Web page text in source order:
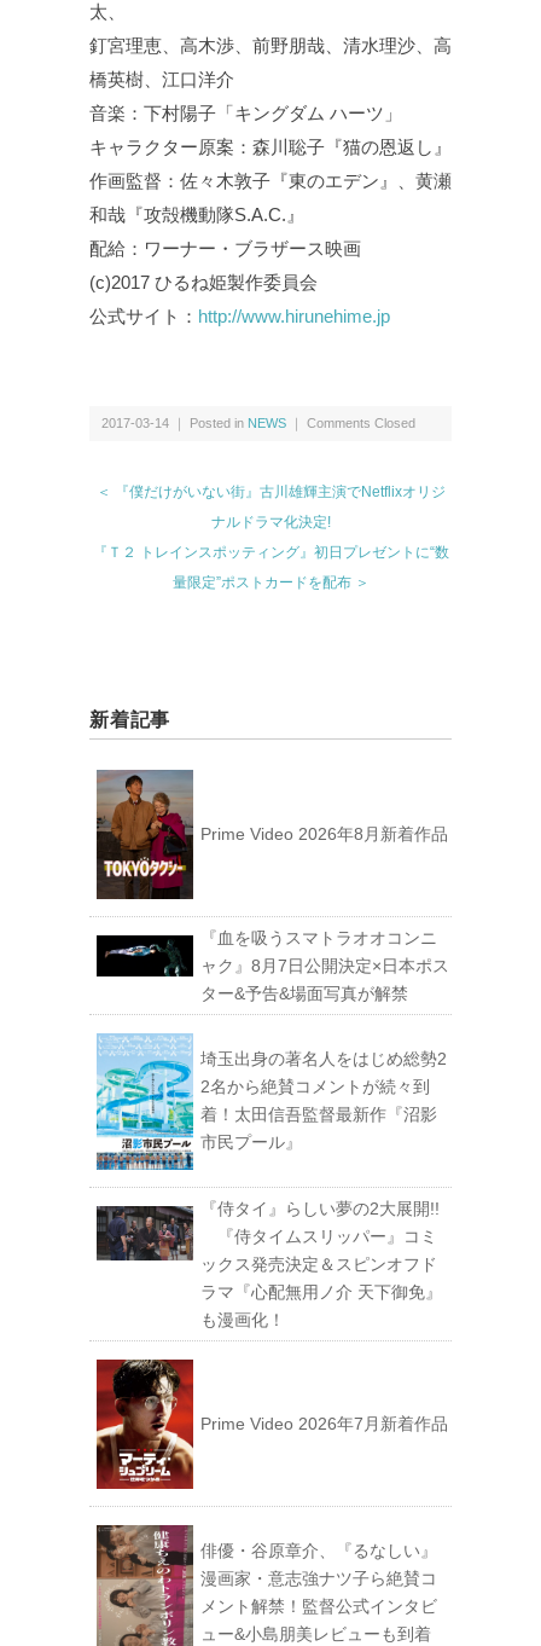
太、
釘宮理恵、高木渉、前野朋哉、清水理沙、高
橋英樹、江口洋介
音楽：下村陽子「キングダム ハーツ」
キャラクター原案：森川聡子『猫の恩返し』
作画監督：佐々木敦子『東のエデン』、黄瀬
和哉『攻殻機動隊S.A.C.』
配給：ワーナー・ブラザース映画
(c)2017 ひるね姫製作委員会
公式サイト： http://www.hirunehime.jp
2017-03-14 ｜ Posted in NEWS ｜ Comments Closed
＜ 『僕だけがいない街』古川雄輝主演でNetflixオリジ
ナルドラマ化決定!
『Ｔ２ トレインスポッティング』初日プレゼントに“数
量限定”ポストカードを配布 ＞
新着記事
Prime Video 2026年8月新着作品
『血を吸うスマトラオオコンニ
ャク』8月7日公開決定×日本ポス
ター&予告&場面写真が解禁
埼玉出身の著名人をはじめ総勢2
2名から絶賛コメントが続々到
着！太田信吾監督最新作『沼影
市民プール』
『侍タイ』らしい夢の2大展開!!
『侍タイムスリッパー』コミ
ックス発売決定＆スピンオフド
ラマ『心配無用ノ介 天下御免』
も漫画化！
Prime Video 2026年7月新着作品
俳優・谷原章介、『るなしい』
漫画家・意志強ナツ子ら絶賛コ
メント解禁！監督公式インタビ
ュー&小島朋美レビューも到着